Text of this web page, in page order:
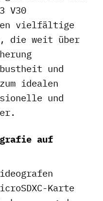
V30
vielfältige
die weit über
und
idealen
und
auf
Karte